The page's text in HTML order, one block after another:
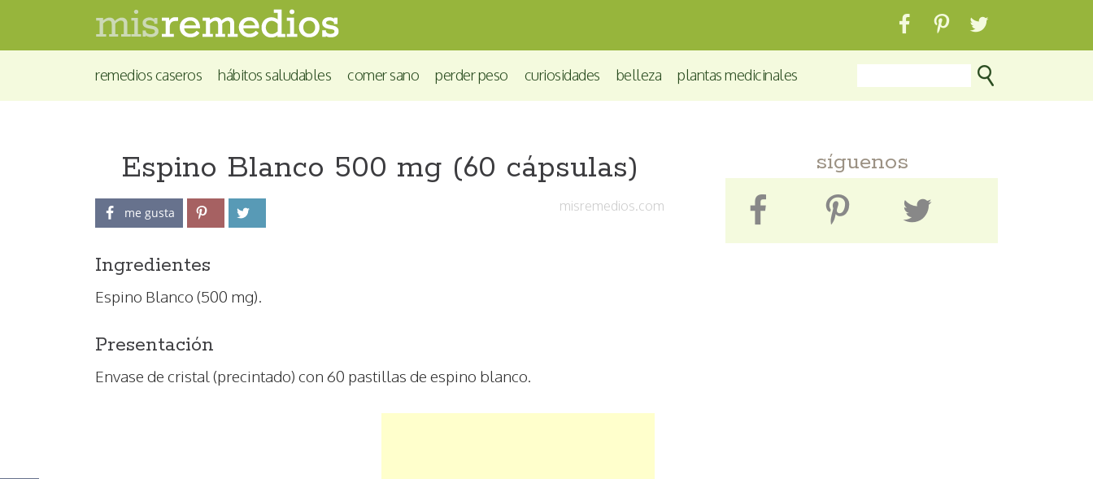
remedios caseros hábitos saludables comer sano perder peso curiosidades belleza plantas medicinales
Espino Blanco 500 mg (60 cápsulas)
misremedios.com
me gusta
Ingredientes
Espino Blanco (500 mg).
Presentación
Envase de cristal (precintado) con 60 pastillas de espino blanco.
síguenos